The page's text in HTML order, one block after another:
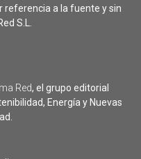
referencia a la fuente y sin
S.L.
Red, el grupo editorial
Energía y Nuevas